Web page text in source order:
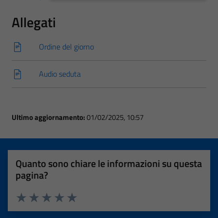
Allegati
Ordine del giorno
Audio seduta
Ultimo aggiornamento:01/02/2025, 10:57
Quanto sono chiare le informazioni su questa
pagina?
Valuta 5 stelle su 5
Valuta 4 stelle su 5
Valuta 3 stelle su 5
Valuta 2 stelle su 5
Valuta 1 stelle su 5